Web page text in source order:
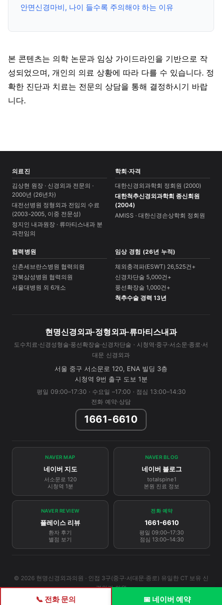
안면신경마비, 나이 들수록 주의해야 하는 이유
본 콘텐츠는 의학 논문과 임상 가이드라인을 기반으로 작
성되었으며, 개인의 의료 상황에 따라 다를 수 있습니다. 정
확한 진단과 치료는 전문의 상담을 통해 결정하시기 바랍
니다.
의료진
김상현 원장 · 신경외과 전문의 ·
2000년 (26년차)
대전선병원 정형외과 전임의 수료
(2003-2005, 이중 전문성)
정지인 내과원장 · 류마티스내과 분
과전임의
학회·자격
대한신경외과학회 정회원 (2000)
대한척추신경외과학회 종신회원
(2004)
AMISS · 대한신경손상학회 정회원
협력병원
신촌세브란스병원 협력의원
강북삼성병원 협력의원
서울대병원 외 6개소
임상 경험 (26년 누적)
체외충격파(ESWT) 26,525건+
신경차단술 5,000건+
풍선확장술 1,000건+
척추수술 경력 13년
현명신경외과·정형외과·류마티스내과
도수치료·신경성형술·풍선확장술·신경차단술 · 시청역·중구·서소문·종로·서
대문 신경외과
서울 중구 서소문로 120, ENA 빌딩 3층
시청역 9번 출구 도보 1분
평일 09:00–17:30 · 수요일 –17:00 · 점심 13:00–14:30
전화 예약·상담
1661-6610
NAVER MAP
네이버 지도
서소문로 120
시청역 1분
NAVER BLOG
네이버 블로그
totalspine1
본원 진료 정보
NAVER REVIEW
플레이스 리뷰
환자 후기
별점 보기
전화 예약
1661-6610
평일 09:00–17:30
점심 13:00–14:30
© 2026 현명신경외과의원 · 인접 3구(중구·서대문·종로) 유일한 CT 보유 신
경외과 의원
📞 전화 문의 📅 네이버 예약